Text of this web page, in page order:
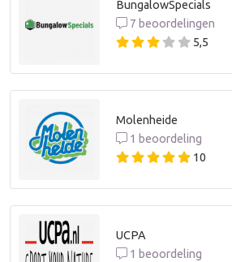
BungalowSpecials
7 beoordelingen
5,5
Molenheide
1 beoordeling
10
UCPA
1 beoordeling